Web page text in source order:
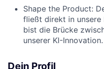
Shape the Product:
fließt direkt in unsere
bist die Brücke
unserer KI-Innovation.
Dein Profil